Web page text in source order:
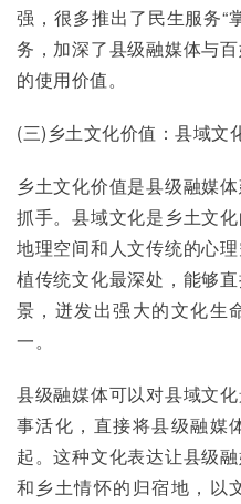
强，很多推出了民生服务“
务，加深了县级融媒体与
的使用价值。
(三)乡土文化价值：县域文
乡土文化价值是县级融媒
抓手。县域文化是乡土文
地理空间和人文传统的心
植传统文化最深处，能够
景，迸发出强大的文化生
一。
县级融媒体可以对县域文
事活化，直接将县级融媒
起。这种文化表达让县级
和乡土情怀的归宿地，以